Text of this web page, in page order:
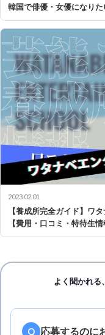
よく聞かれる
Q 応募するのに
韓国で俳優・女優になり
2023.02.01
【養成所完全ガイド】ワ
【費用・口コミ・特待生情